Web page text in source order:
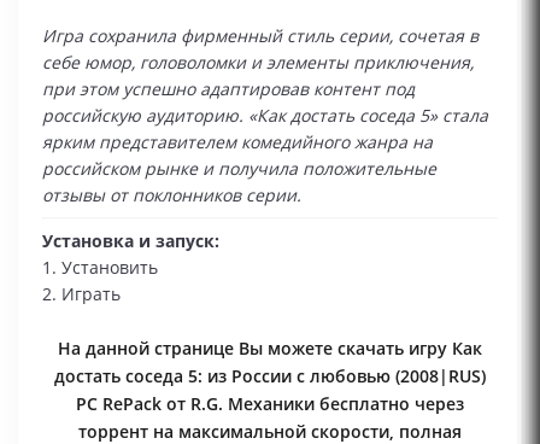
Игра сохранила фирменный стиль серии, сочетая в
себе юмор, головоломки и элементы приключения,
при этом успешно адаптировав контент под
российскую аудиторию. «Как достать соседа 5» стала
ярким представителем комедийного жанра на
российском рынке и получила положительные
отзывы от поклонников серии.
Установка и запуск:
1. Установить
2. Играть
На данной странице Вы можете скачать игру Как
достать соседа 5: из России с любовью (2008|RUS)
PC RePack от R.G. Механики бесплатно через
торрент на максимальной скорости, полная